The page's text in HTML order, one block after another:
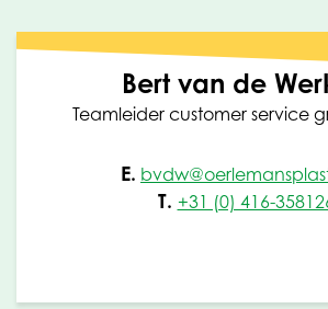
Bert van de
Teamleider customer service
E.
T. +31 (0) 416-